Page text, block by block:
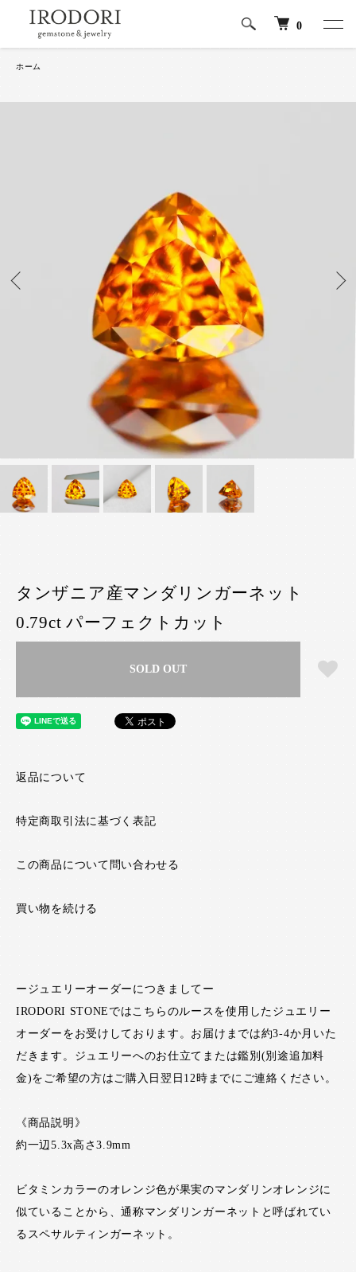
0
ホーム
タンザニア産マンダリンガーネット
0.79ct パーフェクトカット
SOLD OUT
返品について
特定商取引法に基づく表記
この商品について問い合わせる
買い物を続ける
ージュエリーオーダーにつきましてー
IRODORI STONEではこちらのルースを使用したジュエリー
オーダーをお受けしております。お届けまでは約3-4か月いた
だきます。ジュエリーへのお仕立てまたは鑑別(別途追加料
金)をご希望の方はご購入日翌日12時までにご連絡ください。
《商品説明》
約一辺5.3x高さ3.9mm
ビタミンカラーのオレンジ色が果実のマンダリンオレンジに
似ていることから、通称マンダリンガーネットと呼ばれてい
るスペサルティンガーネット。